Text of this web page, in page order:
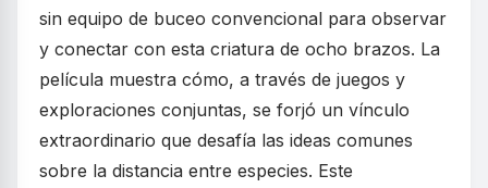
sin equipo de buceo convencional para observar
y conectar con esta criatura de ocho brazos. La
película muestra cómo, a través de juegos y
exploraciones conjuntas, se forjó un vínculo
extraordinario que desafía las ideas comunes
sobre la distancia entre especies. Este